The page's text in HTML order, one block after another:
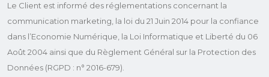
Le Client est informé des réglementations concernant la
communication marketing, la loi du 21 Juin 2014 pour la confiance
dans l’Economie Numérique, la Loi Informatique et Liberté du 06
Août 2004 ainsi que du Règlement Général sur la Protection des
Données (RGPD : n° 2016-679).